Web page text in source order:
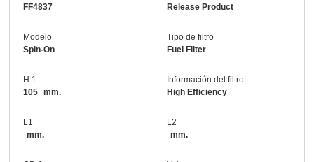
FF4837
Release Product
Modelo
Spin-On
Tipo de filtro
Fuel Filter
H 1
105 mm.
Información del filtro
High Efficiency
L1
mm.
L2
mm.